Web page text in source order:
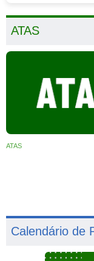
ATAS
ATAS
Calendário de